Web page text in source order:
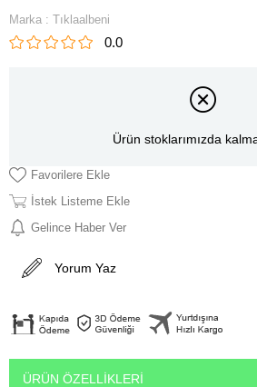
Marka : Tıklaalbeni
0.0
Ürün stoklarımızda
Favorilere Ekle
İstek Listeme Ekle
Gelince Haber Ver
Yorum Yaz
ÜRÜN ÖZELLIKLERI